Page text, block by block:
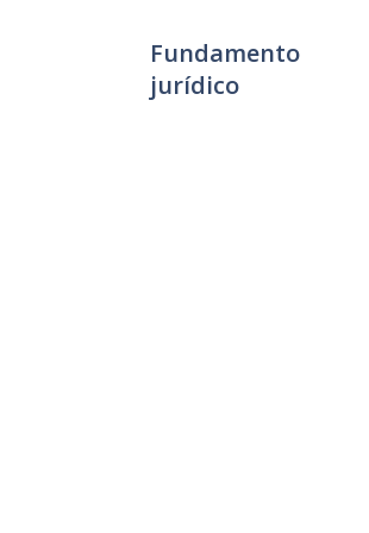
Fundamento
jurídico